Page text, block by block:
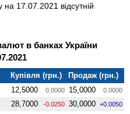
17.07.2021 відсутній
в банках України
Купівля (грн.)
Продаж (грн.)
12,5000 0.0000 15,0000 0.0000
28,7000 -0.0250 30,0000 +0.0050